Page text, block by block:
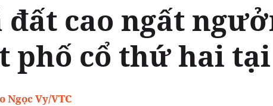
đất cao ngất
phố cổ thứ hai
Ngọc Vy/VTC